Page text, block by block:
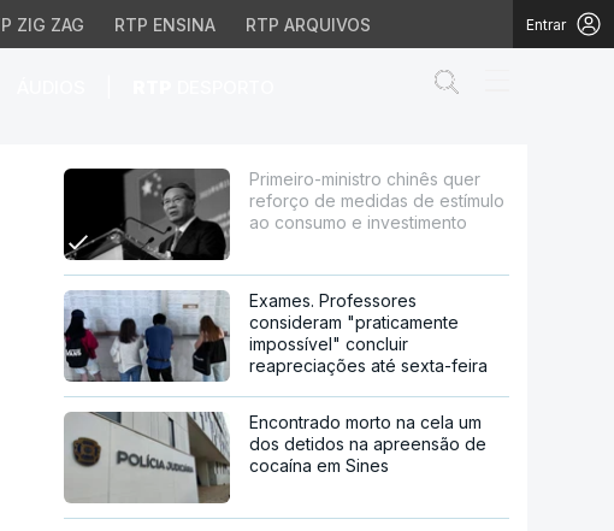
ZIG ZAG RTP ENSINA RTP ARQUIVOS Entrar
medidas de estímulo
Primeiro-ministro chinês quer
reforço de medidas de estímulo
ao consumo e investimento
Exames. Professores
consideram "praticamente
impossível" concluir
reapreciações até sexta-feira
Encontrado morto na cela um
dos detidos na apreensão de
cocaína em Sines